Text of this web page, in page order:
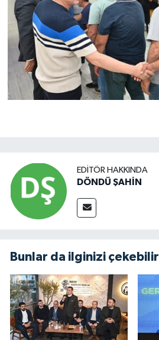
EDITÖR HAKKINDA
DÖNDÜ ŞAHİN
Bunlar da ilginizi çekebilir